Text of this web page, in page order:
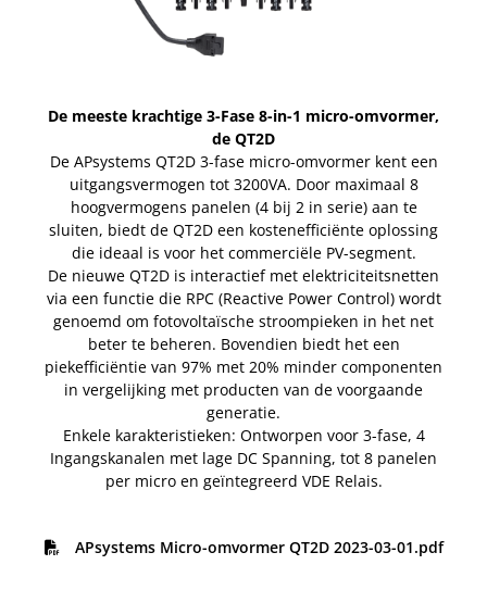
De meeste krachtige 3-Fase 8-in-1 micro-omvormer,
de QT2D
De APsystems QT2D 3-fase micro-omvormer kent een
uitgangsvermogen tot 3200VA. Door maximaal 8
hoogvermogens panelen (4 bij 2 in serie) aan te
sluiten, biedt de QT2D een kostenefficiënte oplossing
die ideaal is voor het commerciële PV-segment.
De nieuwe QT2D is interactief met elektriciteitsnetten
via een functie die RPC (Reactive Power Control) wordt
genoemd om fotovoltaïsche stroompieken in het net
beter te beheren. Bovendien biedt het een
piekefficiëntie van 97% met 20% minder componenten
in vergelijking met producten van de voorgaande
generatie.
Enkele karakteristieken: Ontworpen voor 3-fase, 4
Ingangskanalen met lage DC Spanning, tot 8 panelen
per micro en geïntegreerd VDE Relais.
APsystems Micro-omvormer QT2D 2023-03-01.pdf